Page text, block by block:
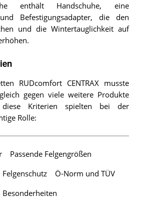
enthält Handschuhe, eine
Befestigungsadapter, die den
und die Wintertauglichkeit auf
RUDcomfort CENTRAX musste
gegen viele weitere Produkte
diese Kriterien spielten bei der
Rolle:
Passende Felgengrößen
Felgenschutz Ö-Norm und TÜV
Besonderheiten